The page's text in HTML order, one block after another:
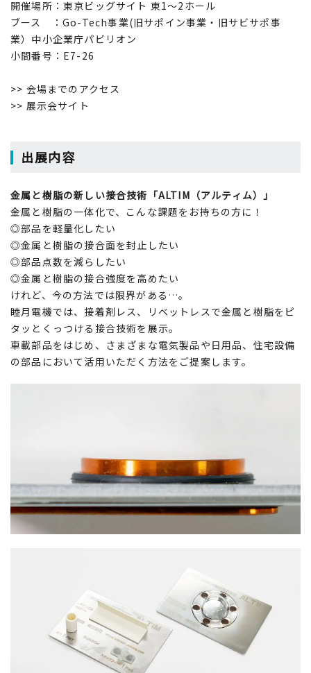
開催場所：東京ビッグサイト 東1〜2ホール
ブース ：Go-Tech事業(旧サポイン事業・旧サビサポ事
業）中小企業庁パビリオン
小間番号：E7-26
>> 会場までのアクセス
>> 展示会サイト
出展内容
金属と樹脂の新しい接合技術「ALTIM（アルティム）」
金属と樹脂の一体化で、こんな課題をお持ちの方に！
◎部品を軽量化したい
◎金属と樹脂の接合面を封止したい
◎部品点数を減らしたい
◎金属と樹脂の接合強度を高めたい
けれど、今の方法では限界がある…。
睦月電機では、接着剤レス、リベットレスで金属と樹脂をピ
タッとくっつける接合技術を展示。
車載部品をはじめ、さまざまな電気製品や日用品、住宅設備
の部品において活用いただく方法をご提案します。